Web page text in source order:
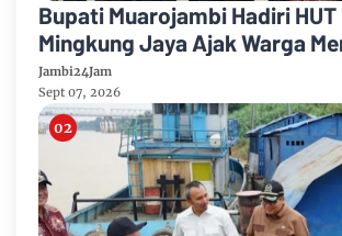
Bupati Muarojambi Hadiri HUT
Mingkung Jaya Ajak Warga
Mandiri 2026
Jambi24Jam
Sept 07, 2026